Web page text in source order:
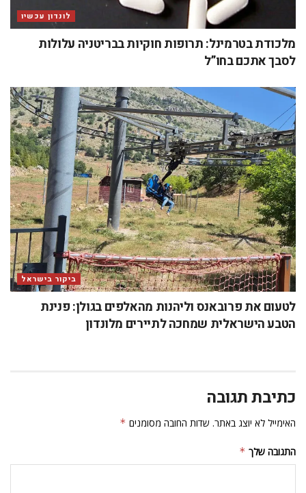
לונדון עכשיו
מלכודת בטרמינל: תרופות חוקיות בבריטניה עלולות
לסבך אתכם בחו”ל
ביקור בישראל
לטעום את פרובאנס וליהנות מהאלפים בגולן: פנינת
הטבע הישראלית שמחכה לתיירים מלונדון
כתיבת תגובה
האימייל לא יוצג באתר. שדות החובה מסומנים *
התגובה שלך *